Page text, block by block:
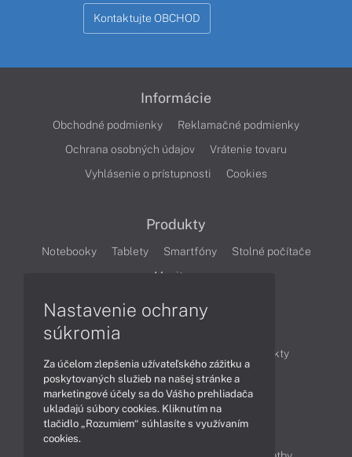
Kontaktujte OBCHOD
Informácie
Obchodné podmienky
Reklamačné podmienky
Ochrana osobných údajov
Vrátenie tovaru
Vyhlásenie o prístupnosti
Cookies
Produkty
Notebooky Tablety Smartfóny
Stolné počítače
Monitory
Produkty
Technológie
Videá
Obsah
Nastavenie ochrany
súkromia
Za účelom zlepšenia užívateľského zážitku a
poskytovaných služieb na našej stránke a
marketingové účely sa do Vášho prehliadača
ukladajú súbory cookies. Kliknutím na
tlačidlo „Rozumiem“ súhlasíte s využívaním
cookies.